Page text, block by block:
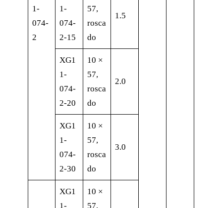
1-
074-
2
1-
074-
2-15
57,
rosca
do
1.5
XG1
1-
074-
2-20
10 ×
57,
rosca
do
2.0
XG1
1-
074-
2-30
10 ×
57,
rosca
do
3.0
XG1
1-
10 ×
57,